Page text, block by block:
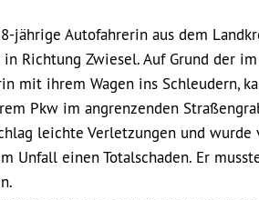
jährige Autofahrerin aus dem
in Richtung Zwiesel. Auf Grund der
mit ihrem Wagen ins Schleudern,
Pkw im angrenzenden
leichte Verletzungen und
Unfall einen Totalschaden. Er